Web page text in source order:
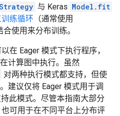
与 Keras Model.fit
训练循环 （通常使用
使用来分布训练。
在 Eager 模式下执行程序，
在计算图中执行。虽然
对两种执行模式都支持，但使
建议仅将 Eager 模式用于调
此模式。尽管本指南大部分
可用于在不同平台上分布评